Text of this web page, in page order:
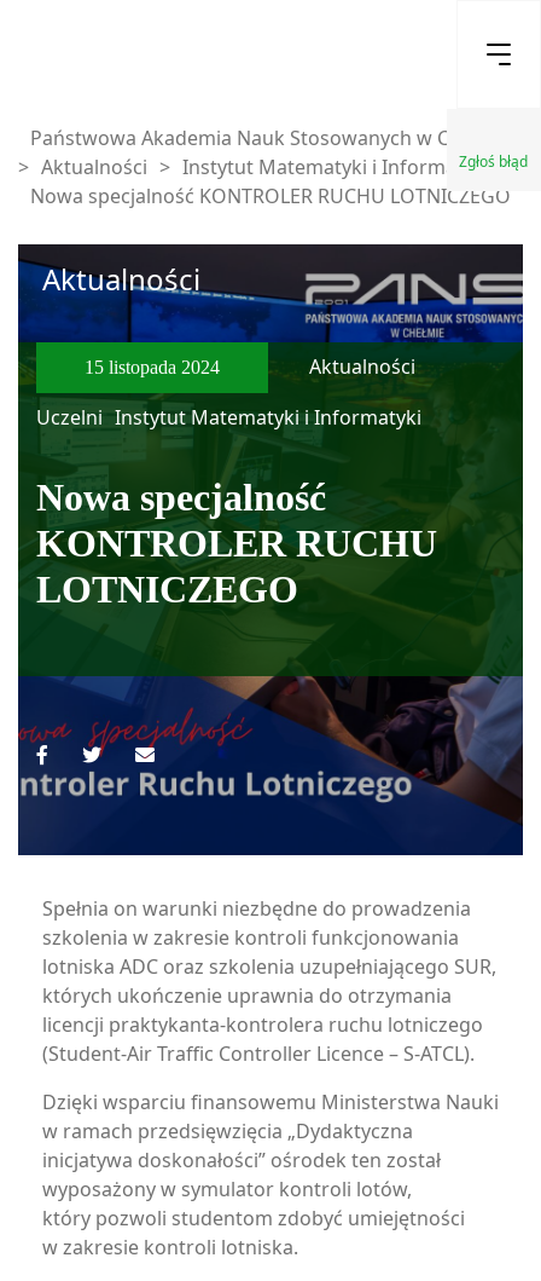
Zgłoś błąd
Państwowa Akademia Nauk Stosowanych w Chełmie
> Aktualności > Instytut Matematyki i Informatyki >
Nowa specjalność KONTROLER RUCHU LOTNICZEGO
Aktualności
15 listopada 2024
Aktualności
Uczelni Instytut Matematyki i Informatyki
Nowa specjalność
KONTROLER RUCHU
LOTNICZEGO
Spełnia on warunki niezbędne do prowadzenia
szkolenia w zakresie kontroli funkcjonowania
lotniska ADC oraz szkolenia uzupełniającego SUR,
których ukończenie uprawnia do otrzymania
licencji praktykanta-kontrolera ruchu lotniczego
(Student-Air Traffic Controller Licence – S-ATCL).
Dzięki wsparciu finansowemu Ministerstwa Nauki
w ramach przedsięwzięcia „Dydaktyczna
inicjatywa doskonałości” ośrodek ten został
wyposażony w symulator kontroli lotów,
który pozwoli studentom zdobyć umiejętności
w zakresie kontroli lotniska.